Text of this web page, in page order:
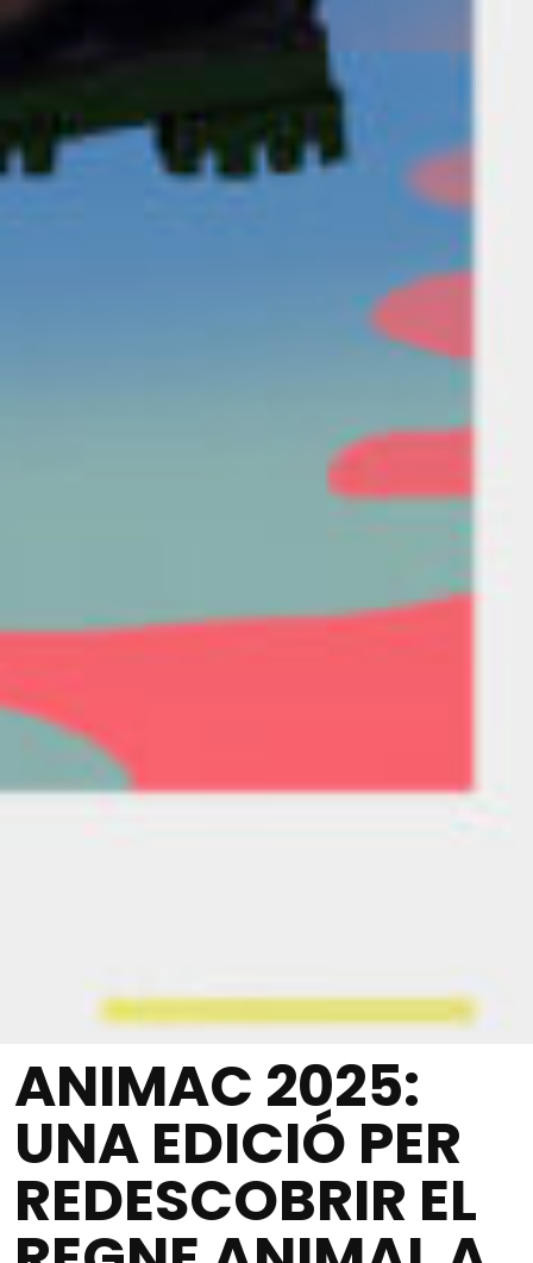
ANIMAC 2025:
UNA EDICIÓ PER
REDESCOBRIR EL